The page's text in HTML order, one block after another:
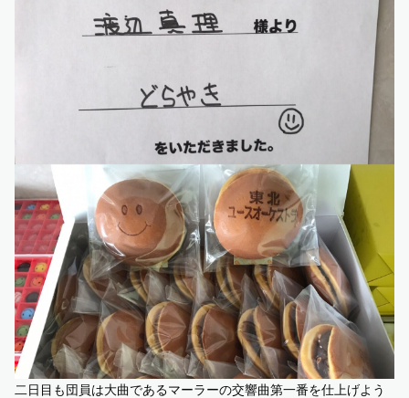
二日目も団員は大曲であるマーラーの交響曲第一番を仕上げよう